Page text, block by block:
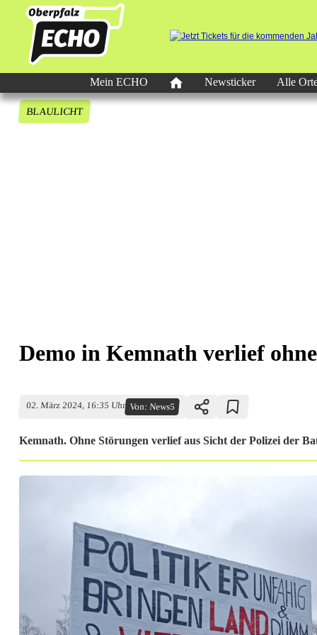
Mein ECHO Newsticker Alle
BLAULICHT
Demo in Kemnath verlief
02. März 2024, 16:35 Uhr Von:News5
Kemnath. Ohne Störungen verlief aus Sicht der Polizei der
n